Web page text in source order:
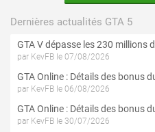
Dernières actualités GTA 5
GTA V dépasse les 230 millions
par KevFB le 07/08/2026
par KevFB le 06/08/2026
par KevFB le 30/07/2026